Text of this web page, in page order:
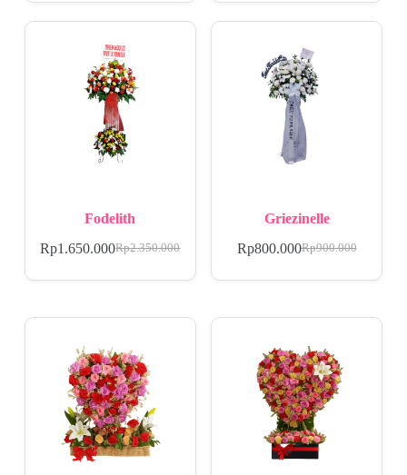
Fodelith
Rp2.350.000
Rp1.650.000
Griezinelle
Rp900.000
Rp800.000